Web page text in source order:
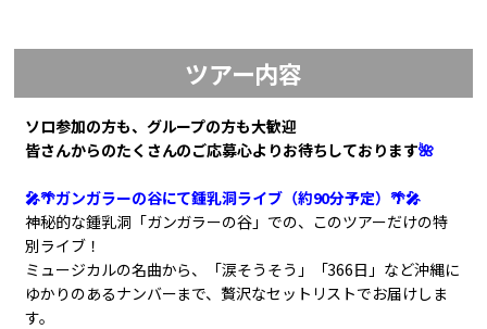
ツアー内容
ソロ参加の方も、グループの方も大歓迎
皆さんからのたくさんのご応募心よりお待ちしております🌺
🎤🌴ガンガラーの谷にて鍾乳洞ライブ（約90分予定）🌴🎤
神秘的な鍾乳洞「ガンガラーの谷」での、このツアーだけの特
別ライブ！
ミュージカルの名曲から、「涙そうそう」「366日」など沖縄に
ゆかりのあるナンバーまで、贅沢なセットリストでお届けしま
す。